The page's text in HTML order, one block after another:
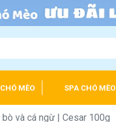
MÈO SPA CHÓ MÈO
và cá ngừ | Cesar 100g